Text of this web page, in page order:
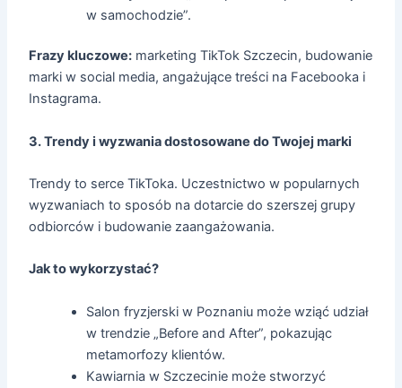
w samochodzie”.
Frazy kluczowe: marketing TikTok Szczecin, budowanie
marki w social media, angażujące treści na Facebooka i
Instagrama.
3. Trendy i wyzwania dostosowane do Twojej marki
Trendy to serce TikToka. Uczestnictwo w popularnych
wyzwaniach to sposób na dotarcie do szerszej grupy
odbiorców i budowanie zaangażowania.
Jak to wykorzystać?
Salon fryzjerski w Poznaniu może wziąć udział
w trendzie „Before and After”, pokazując
metamorfozy klientów.
Kawiarnia w Szczecinie może stworzyć